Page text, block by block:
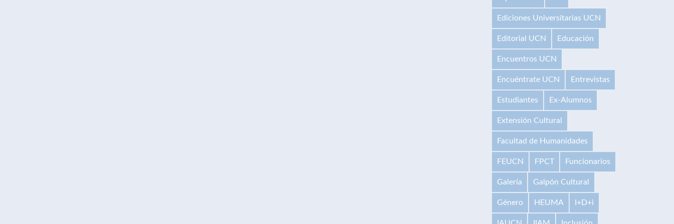
Ediciones Universitarias UCN
Editorial UCN Educación
Encuentros UCN
Encuéntrate UCN Entrevistas
Estudiantes Ex-Alumnos
Extensión Cultural
Facultad de Humanidades
FEUCN FPCT Funcionarios
Galería Galpón Cultural
Género HEUMA I+D+i